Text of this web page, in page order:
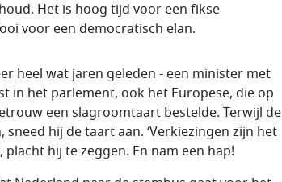
Het is hoog tijd voor een fikse
voor een democratisch elan.
heel wat jaren geleden - een minister met
in het parlement, ook het Europese, die op
een slagroomtaart bestelde. Terwijl de
hij de taart aan. ‘Verkiezingen zijn het
placht hij te zeggen. En nam een hap!